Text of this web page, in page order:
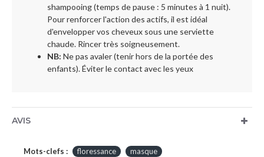
shampooing (temps de pause : 5 minutes à 1 nuit).
Pour renforcer l'action des actifs, il est idéal
d'envelopper vos cheveux sous une serviette
chaude. Rincer très soigneusement.
NB: Ne pas avaler (tenir hors de la portée des
enfants). Éviter le contact avec les yeux
AVIS
Mots-clefs : floressance
masque